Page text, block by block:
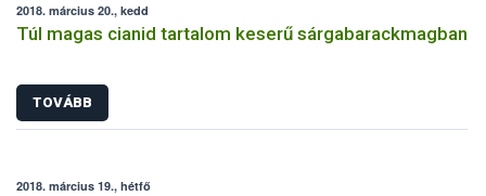
2018. március 20., kedd
Túl magas cianid tartalom keserű sárgabarackmagban
TOVÁBB
2018. március 19., hétfő